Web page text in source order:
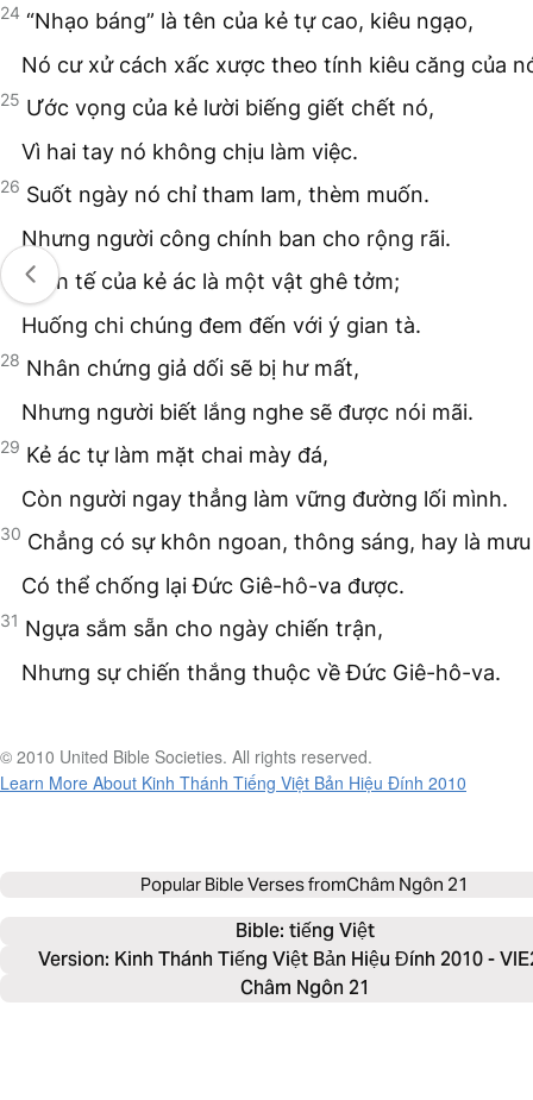
24 “Nhạo báng” là tên của kẻ tự cao, kiêu ngạo,
Nó cư xử cách xấc xược theo tính kiêu căng của
25 Ước vọng của kẻ lười biếng giết chết nó,
Vì hai tay nó không chịu làm việc.
26 Suốt ngày nó chỉ tham lam, thèm muốn.
Nhưng người công chính ban cho rộng rãi.
27
Sinh tế của kẻ ác là một vật ghê tởm;
Huống chi chúng đem đến với ý gian tà.
28 Nhân chứng giả dối sẽ bị hư mất,
Nhưng người biết lắng nghe sẽ được nói mãi.
29 Kẻ ác tự làm mặt chai mày đá,
Còn người ngay thẳng làm vững đường lối mình.
30 Chẳng có sự khôn ngoan, thông sáng, hay là
Có thể chống lại Đức Giê-hô-va được.
31 Ngựa sắm sẵn cho ngày chiến trận,
Nhưng sự chiến thắng thuộc về Đức Giê-hô-va.
© 2010 United Bible Societies. All rights reserved.
Learn More About Kinh Thánh Tiếng Việt Bản Hiệu Đính 2010
Popular Bible Verses fromChâm Ngôn 21
Bible: tiếng Việt
Version: Kinh Thánh Tiếng Việt Bản Hiệu Đính 2010 -
Châm Ngôn 21